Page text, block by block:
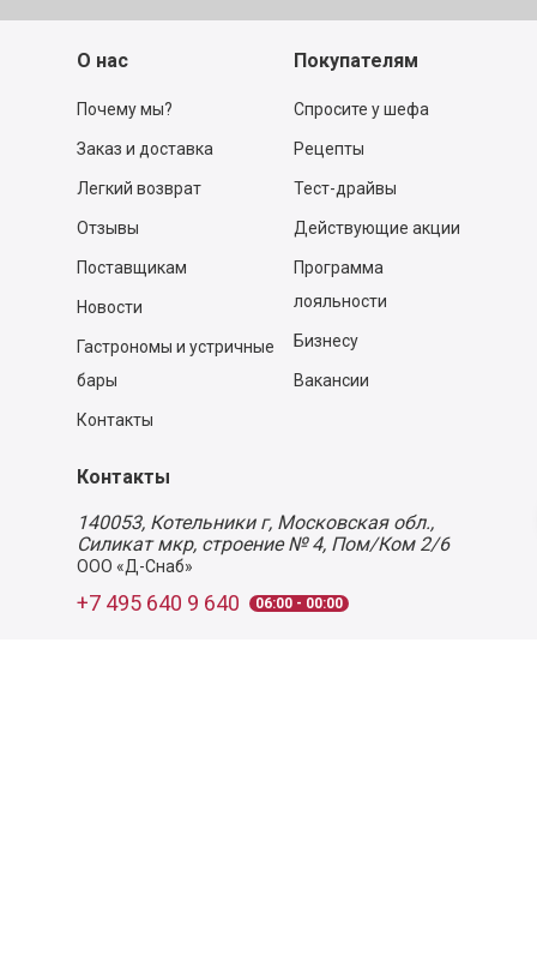
О нас
Почему мы?
Заказ и доставка
Легкий возврат
Отзывы
Поставщикам
Новости
Гастрономы и устричные
бары
Контакты
Покупателям
Спросите у шефа
Рецепты
Тест-драйвы
Действующие акции
Программа
лояльности
Бизнесу
Вакансии
Контакты
140053, Котельники г, Московская обл.,
Силикат мкр, строение № 4, Пом/Ком 2/6
ООО «Д-Снаб»
+7 495 640 9 640 06:00 - 00:00